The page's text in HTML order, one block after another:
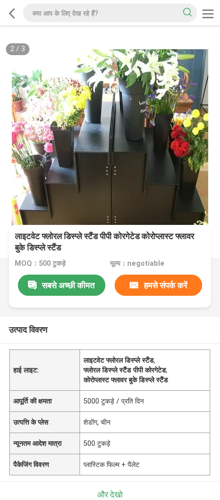
2/ 3
लाइटवेट फ्लोरल डिस्प्ले स्टैंड पीपी कोरगेटेड कोरोप्लास्ट फ्लावर
बुके डिस्प्ले स्टैंड
MOQ：500 टुकड़े मूल्य：negotiable
सबसे अच्छी कीमत हमसे संपर्क करें
उत्पाद विवरण
हाई लाइट:
लाइटवेट फ्लोरल डिस्प्ले स्टैंड,
फ्लोरल डिस्प्ले स्टैंड पीपी कोरगेटेड,
कोरोप्लास्ट फ्लावर बुके डिस्प्ले स्टैंड
आपूर्ति की क्षमता 5000 टुकड़े / प्रति दिन
उत्पत्ति के प्लेस शेडोंग, चीन
न्यूनतम आदेश मात्रा 500 टुकड़े
पैकेजिंग विवरण प्लास्टिक फिल्म + पैलेट
और देखो